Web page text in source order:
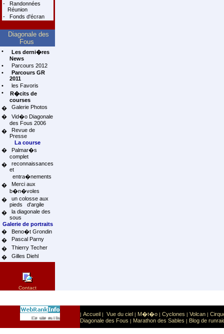
-
Randonnées
Réunion
-
Fonds d'écran
Diagonale des
Fous
•
Les derni�res
News
•
Parcours 2012
•
Parcours GR
2011
•
les Favoris
•
R�cits de
courses
�
Galerie Photos
�
Vid�o Diagonale
des Fous 2006
�
Revue de
Presse
La course
�
Palmar�s
complet
�
reconnaissances
et
entra�nements
�
Merci aux
b�n�voles
�
un colosse aux
pieds d'argile
�
la diagonale des
sous
Galerie de portraits
�
Beno�t Grondin
�
Pascal Parny
�
Thierry Techer
�
Gilles Diehl
Contact
Ce site est list� dans la cat�gorie Sport: Sports extr�mes
| Accueil | Vue du ciel | M�t�o | Cyclones | Volcan |
Diagonale des Fous | Marathon des Sables | Blog de